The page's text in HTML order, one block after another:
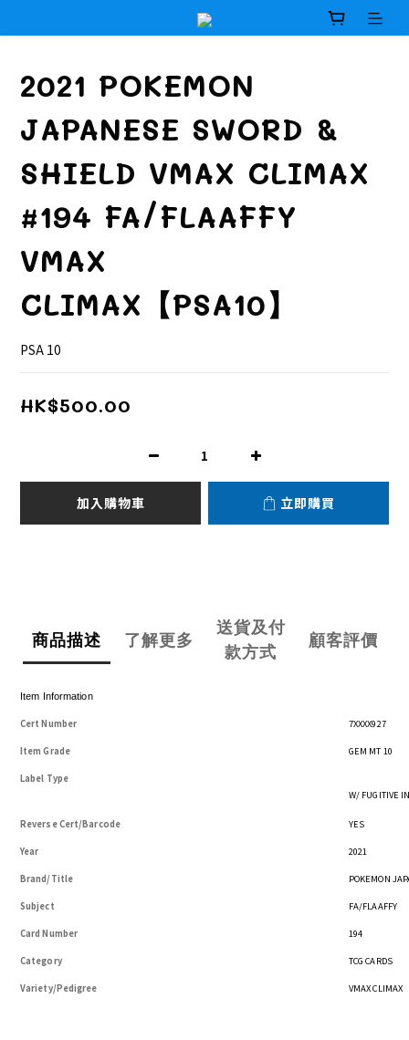
2021 POKEMON
JAPANESE SWORD &
SHIELD VMAX CLIMAX
#194 FA/FLAAFFY
VMAX
CLIMAX【PSA10】
PSA 10
HK$500.00
加入購物車 立即購買
商品描述 了解更多
送貨及付
款方式
顧客評價
Item Information
Cert Number 7XXXX927
Item Grade GEM MT 10
Label Type
W/ FUGITIVE
Reverse Cert/Barcode YES
Year 2021
Brand/Title POKEMON
Subject FA/FLAAFFY
Card Number 194
Category TCG CARDS
Variety/Pedigree VMAX CLIMAX